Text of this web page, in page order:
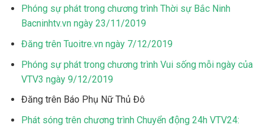
Phóng sự phát trong chương trình Thời sự Bắc Ninh
Bacninhtv.vn ngày 23/11/2019
Đăng trên Tuoitre.vn ngày 7/12/2019
Phóng sự phát trong chương trình Vui sống mỗi ngày của
VTV3 ngày 9/12/2019
Đăng trên Báo Phụ Nữ Thủ Đô
Phát sóng trên chương trình Chuyển động 24h VTV24: